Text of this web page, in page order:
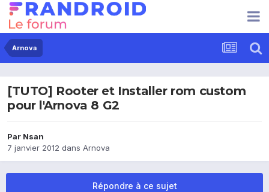
Arnova
[TUTO] Rooter et Installer rom custom
pour l'Arnova 8 G2
Par Nsan
7 janvier 2012 dans Arnova
Répondre à ce sujet